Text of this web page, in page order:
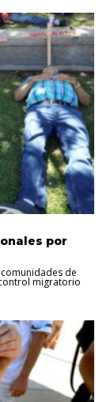
por
comunidades de
migratorio